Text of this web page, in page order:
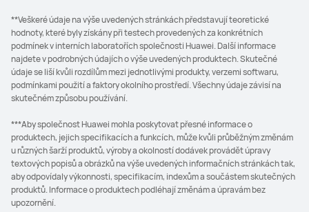
**Veškeré údaje na výše uvedených stránkách představují teoretické
hodnoty, které byly získány při testech provedených za konkrétních
podmínek v interních laboratořích společnosti Huawei. Další informace
najdete v podrobných údajích o výše uvedených produktech. Skutečné
údaje se liší kvůli rozdílům mezi jednotlivými produkty, verzemi softwaru,
podmínkami použití a faktory okolního prostředí. Všechny údaje závisí na
skutečném způsobu používání.
***Aby společnost Huawei mohla poskytovat přesné informace o
produktech, jejich specifikacích a funkcích, může kvůli průběžným změnám
u různých šarží produktů, výroby a okolností dodávek provádět úpravy
textových popisů a obrázků na výše uvedených informačních stránkách tak,
aby odpovídaly výkonnosti, specifikacím, indexům a součástem skutečných
produktů. Informace o produktech podléhají změnám a úpravám bez
upozornění.